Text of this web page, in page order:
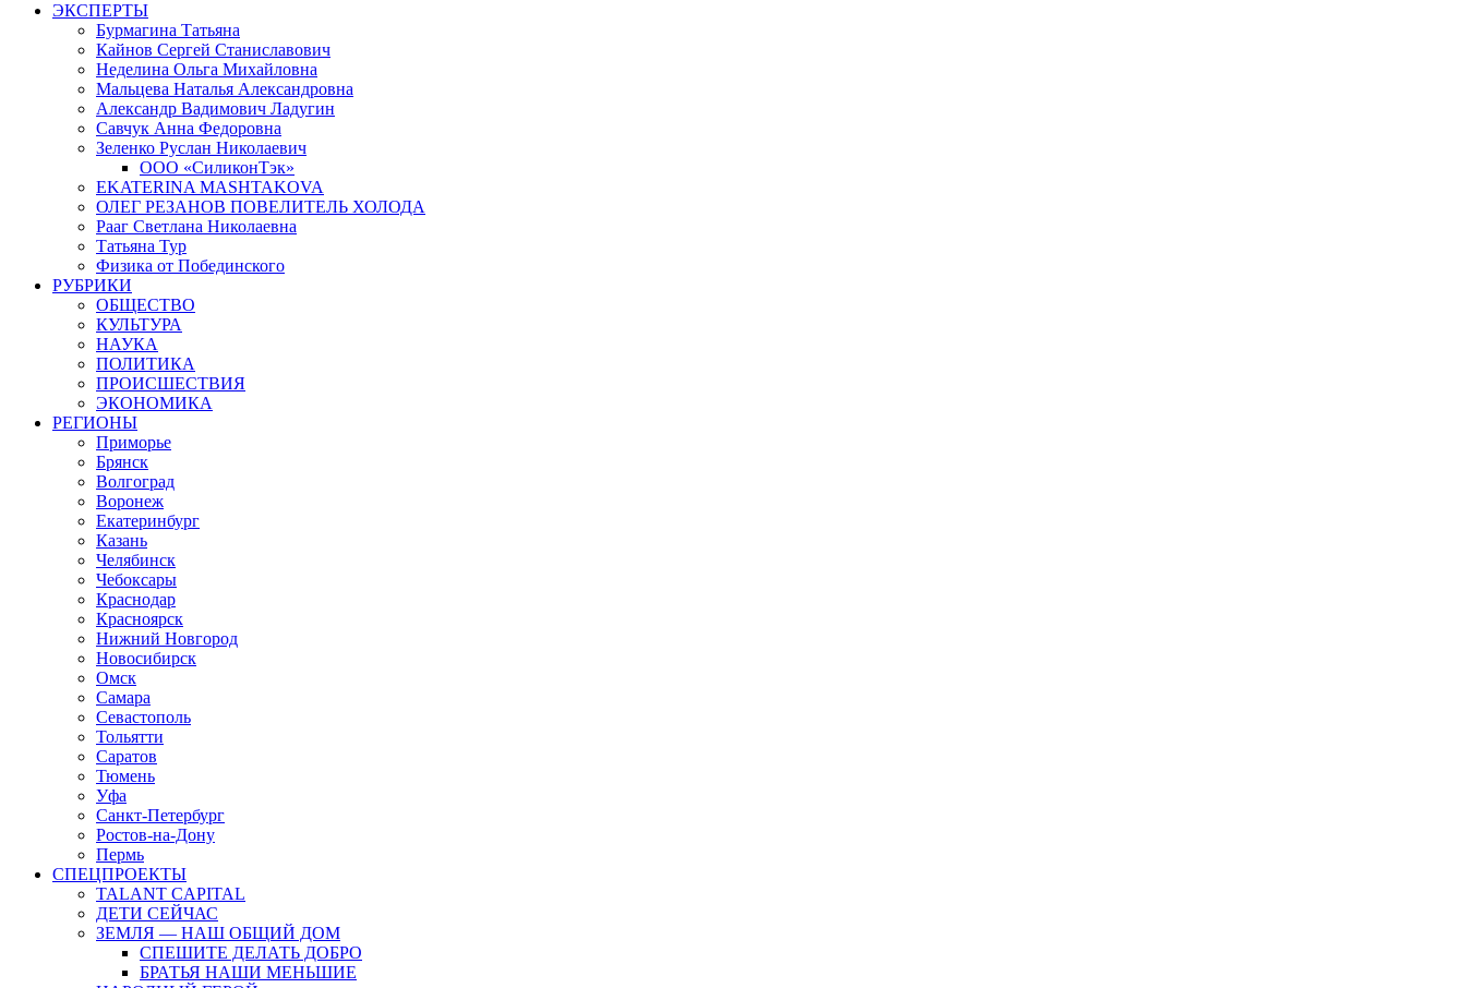
ЭКСПЕРТЫ
Бурмагина Татьяна
Кайнов Сергей Станиславович
Неделина Ольга Михайловна
Мальцева Наталья Александровна
Александр Вадимович Ладугин
Савчук Анна Федоровна
Зеленко Руслан Николаевич
ООО «СиликонТэк»
EKATERINA MASHTAKOVA
ОЛЕГ РЕЗАНОВ ПОВЕЛИТЕЛЬ ХОЛОДА
Рааг Светлана Николаевна
Татьяна Тур
Физика от Побединского
РУБРИКИ
ОБЩЕСТВО
КУЛЬТУРА
НАУКА
ПОЛИТИКА
ПРОИСШЕСТВИЯ
ЭКОНОМИКА
РЕГИОНЫ
Приморье
Брянск
Волгоград
Воронеж
Екатеринбург
Казань
Челябинск
Чебоксары
Краснодар
Красноярск
Нижний Новгород
Новосибирск
Омск
Самара
Севастополь
Тольятти
Саратов
Тюмень
Уфа
Санкт-Петербург
Ростов-на-Дону
Пермь
СПЕЦПРОЕКТЫ
TALANT CAPITAL
ДЕТИ СЕЙЧАС
ЗЕМЛЯ — НАШ ОБЩИЙ ДОМ
СПЕШИТЕ ДЕЛАТЬ ДОБРО
БРАТЬЯ НАШИ МЕНЬШИЕ